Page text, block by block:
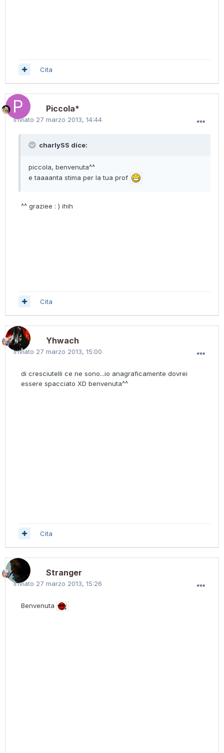
Cita
Piccola*
Inviato 27 marzo 2013, 14:44
charlySS dice:
piccola, benvenuta^^
e taaaanta stima per la tua prof
^^ graziee : ) ihih
Cita
Yhwach
Inviato 27 marzo 2013, 15:00
di cresciutelli ce ne sono...io anagraficamente dovrei
essere spacciato XD benvenuta^^
Cita
Stranger
Inviato 27 marzo 2013, 15:26
Benvenuta